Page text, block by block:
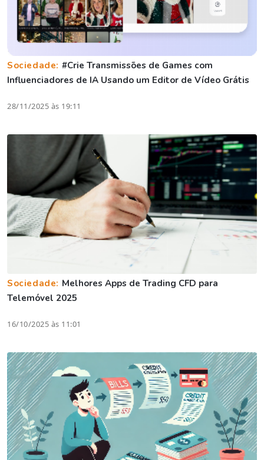
Sociedade: #Crie Transmissões de Games com
Influenciadores de IA Usando um Editor de Vídeo Grátis
28/11/2025 às 19:11
Sociedade: Melhores Apps de Trading CFD para
Telemóvel 2025
16/10/2025 às 11:01